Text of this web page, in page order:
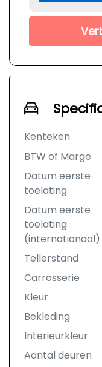
Kenteken
BTW of Marge
Datum eerste
toelating
Datum eerste
toelating
(internationaal)
Tellerstand
Carrosserie
Kleur
Bekleding
Interieurkleur
Aantal deuren